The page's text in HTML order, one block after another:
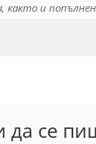
и
след
да се